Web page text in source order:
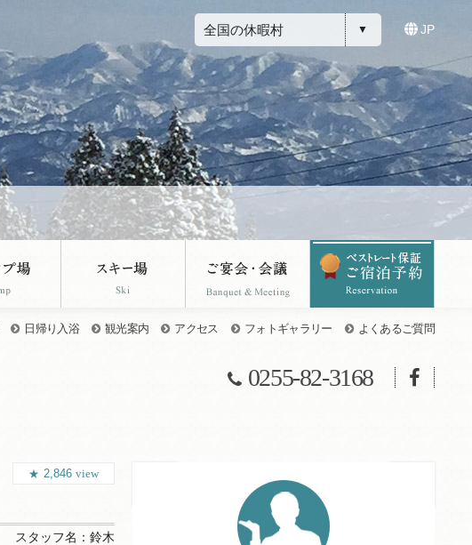
全国の休暇村 JP
日帰り入浴 観光案内 アクセス フォトギャラリー よくあるご質問
0255-82-3168
2,846 view
スタッフ名： 鈴木